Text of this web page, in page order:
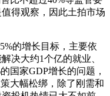
得观察，因此土拍市场
的增长目标，主要依
决大约1个亿的就业、
国家GDP增长的问题，
大幅松绑，除了刚需和